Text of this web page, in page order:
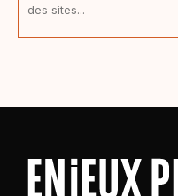
des sites...